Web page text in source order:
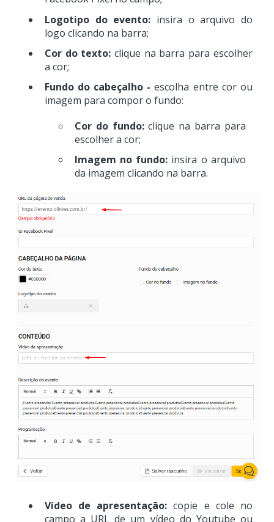
Logotipo do evento: insira o arquivo do
logo clicando na barra;
Cor do texto: clique na barra para escolher
a cor;
Fundo do cabeçalho - escolha entre cor ou
imagem para compor o fundo:
Cor do fundo:clique na barra para
escolher a cor;
Imagem no fundo: insira o arquivo
da imagem clicando na barra.
Vídeo de apresentação: copie e cole no
campo a URL de um vídeo do Youtube ou